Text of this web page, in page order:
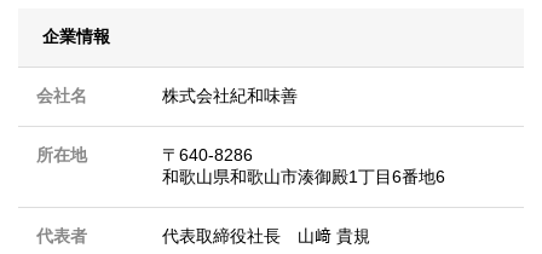
企業情報
会社名 株式会社紀和味善
所在地
〒640-8286
和歌山県和歌山市湊御殿1丁目6番地6
代表者 代表取締役社長 山﨑 貴規